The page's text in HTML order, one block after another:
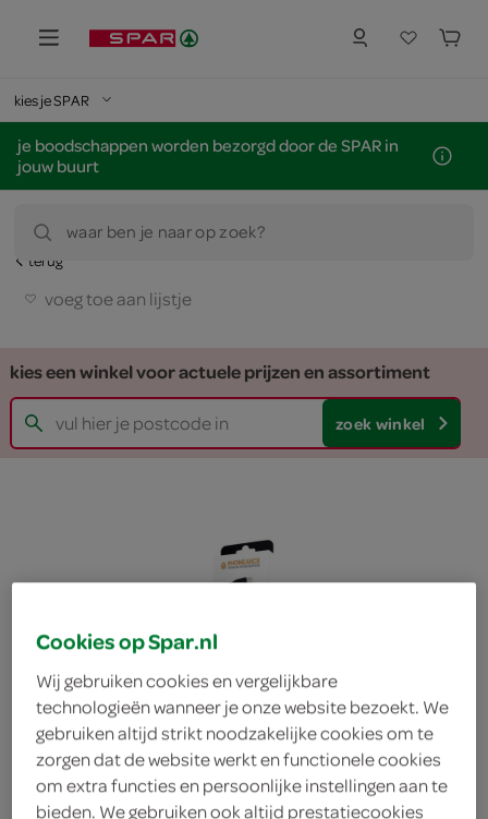
kies je SPAR
je boodschappen worden bezorgd door de SPAR in
jouw buurt
waar ben je naar op zoek?
terug
voeg toe aan lijstje
kies een winkel voor actuele prijzen en assortiment
zoek winkel
Cookies op Spar.nl
Wij gebruiken cookies en vergelijkbare
technologieën wanneer je onze website bezoekt. We
gebruiken altijd strikt noodzakelijke cookies om te
zorgen dat de website werkt en functionele cookies
om extra functies en persoonlijke instellingen aan te
bieden. We gebruiken ook altijd prestatiecookies